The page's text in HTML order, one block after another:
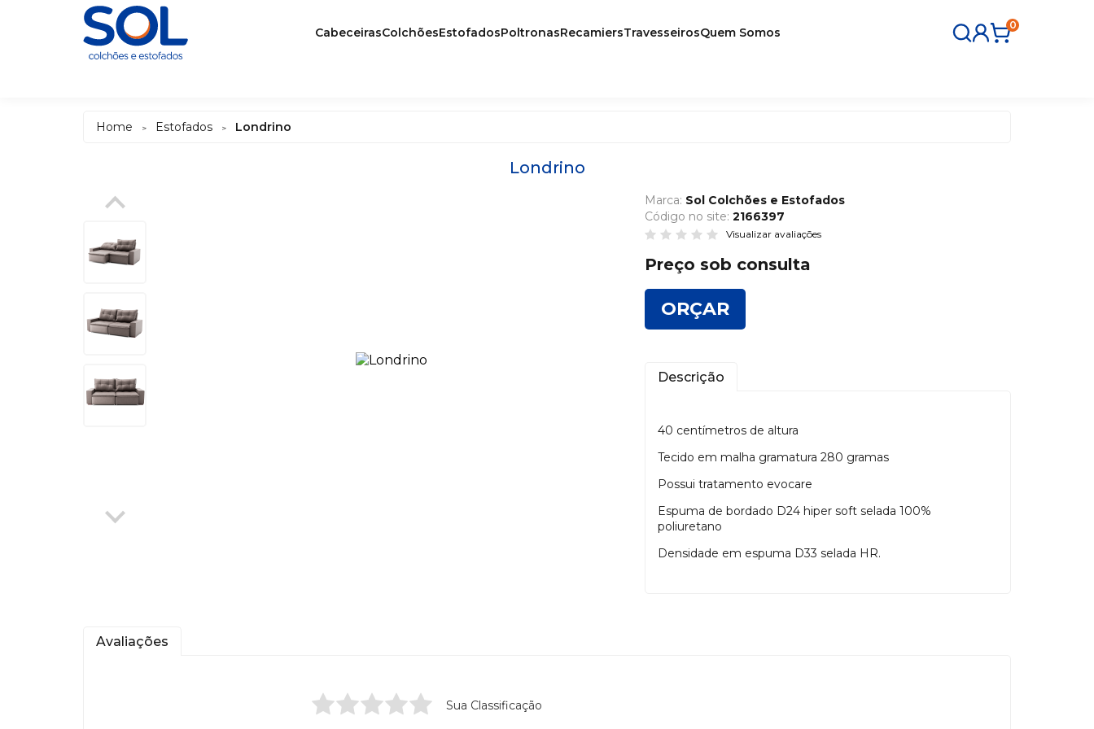
CabeceirasColchõesEstofadosPoltronasRecamiersTravesseirosQuem Somos
0
Home > Estofados > Londrino
Londrino
Marca: Sol Colchões e Estofados
Código no site: 2166397
Visualizar avaliações
Preço sob consulta
ORÇAR
Descrição
40 centímetros de altura
Tecido em malha gramatura 280 gramas
Possui tratamento evocare
Espuma de bordado D24 hiper soft selada 100%
poliuretano
Densidade em espuma D33 selada HR.
Avaliações
Sua Classificação